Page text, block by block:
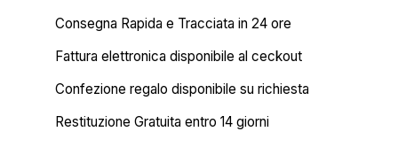
Consegna Rapida e Tracciata in 24 ore
Fattura elettronica disponibile al ceckout
Confezione regalo disponibile su richiesta
Restituzione Gratuita entro 14 giorni